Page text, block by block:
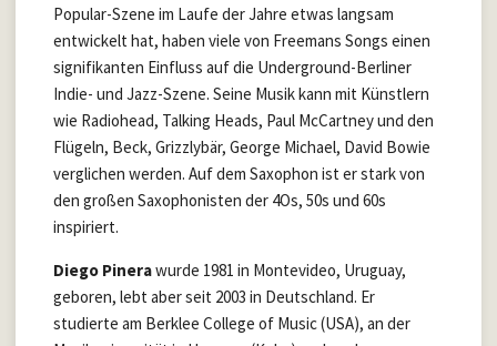
Popular-Szene im Laufe der Jahre etwas langsam
entwickelt hat, haben viele von Freemans Songs einen
signifikanten Einfluss auf die Underground-Berliner
Indie- und Jazz-Szene. Seine Musik kann mit Künstlern
wie Radiohead, Talking Heads, Paul McCartney und den
Flügeln, Beck, Grizzlybär, George Michael, David Bowie
verglichen werden. Auf dem Saxophon ist er stark von
den großen Saxophonisten der 4Os, 50s und 60s
inspiriert.
Diego Pinerawurde 1981 in Montevideo, Uruguay,
geboren, lebt aber seit 2003 in Deutschland. Er
studierte am Berklee College of Music (USA), an der